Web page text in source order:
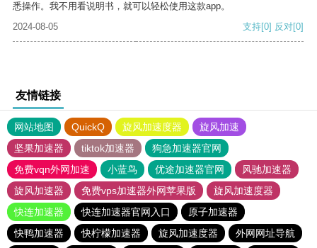
悉操作。我不用看说明书，就可以轻松使用这款app。
2024-08-05
支持[0] 反对[0]
友情链接
网站地图 QuickQ 旋风加速度器
旋风加速
坚果加速器
tiktok加速器
狗急加速器官网
免费vqn外网加速
小蓝鸟 优途加速器官网
风驰加速器
旋风加速器
免费vps加速器外网苹果版
旋风加速度器
快连加速器
快连加速器官网入口
原子加速器
快鸭加速器
快柠檬加速器 旋风加速度器
外网网址导航